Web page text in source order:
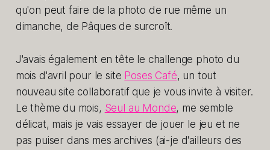
qu'on peut faire de la photo de rue même un
dimanche, de Pâques de surcroît.
J'avais également en tête le challenge photo du
mois d'avril pour le site Poses Café, un tout
nouveau site collaboratif que je vous invite à visiter.
Le thème du mois, Seul au Monde, me semble
délicat, mais je vais essayer de jouer le jeu et ne
pas puiser dans mes archives (ai-je d'ailleurs des